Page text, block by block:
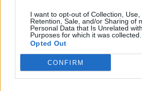
I want to opt-out of Collection, Use,
Retention, Sale, and/or Sharing of
Personal Data that Is Unrelated
Purposes for which it was collected.
Opted Out
CONFIRM
Investissement Immobilier: Les